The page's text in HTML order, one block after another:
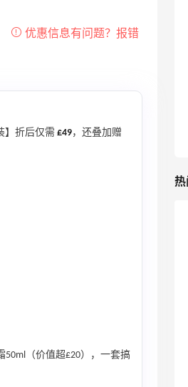
】折后仅需 £49，还叠加赠
50ml（价值超£20），一套搞
折